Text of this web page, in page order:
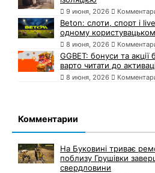
9 июня, 2026
Beton: слоти, спорт і
одному
8 июня, 2026
GGBET: бонуси та акції
варто читати до
8 июня, 2026
Комментарии
На Буковині триває
поблизу Грушівки
свердловини